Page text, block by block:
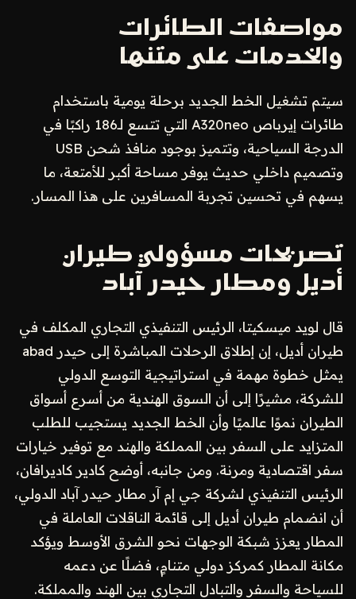
مواصفات الطائرات
والخدمات على متنها
سيتم تشغيل الخط الجديد برحلة يومية باستخدام
طائرات إيرباص A320neo التي تتسع لـ186 راكبًا في
الدرجة السياحية، وتتميز بوجود منافذ شحن USB
وتصميم داخلي حديث يوفر مساحة أكبر للأمتعة، ما
يسهم في تحسين تجربة المسافرين على هذا المسار.
تصريحات مسؤولي طيران
أديل ومطار حيدر آباد
قال لويد ميسكيتا، الرئيس التنفيذي التجاري المكلف في
طيران أديل، إن إطلاق الرحلات المباشرة إلى حيدر abad
يمثل خطوة مهمة في استراتيجية التوسع الدولي
للشركة، مشيرًا إلى أن السوق الهندية من أسرع أسواق
الطيران نموًا عالميًا وأن الخط الجديد يستجيب للطلب
المتزايد على السفر بين المملكة والهند مع توفير خيارات
سفر اقتصادية ومرنة. ومن جانبه، أوضح كادير كاديرافان،
الرئيس التنفيذي لشركة جي إم آر مطار حيدر آباد الدولي،
أن انضمام طيران أديل إلى قائمة الناقلات العاملة في
المطار يعزز شبكة الوجهات نحو الشرق الأوسط ويؤكد
مكانة المطار كمركز دولي متنامٍ، فضلًا عن دعمه
للسياحة والسفر والتبادل التجاري بين الهند والمملكة.